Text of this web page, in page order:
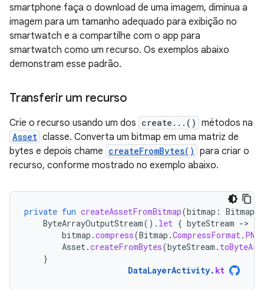
smartphone faça o download de uma imagem, diminua a
imagem para um tamanho adequado para exibição no
smartwatch e a compartilhe com o app para
smartwatch como um recurso. Os exemplos abaixo
demonstram esse padrão.
Transferir um recurso
Crie o recurso usando um dos create...() métodos na
Asset classe. Converta um bitmap em uma matriz de
bytes e depois chame createFromBytes() para criar o
recurso, conforme mostrado no exemplo abaixo.
private fun createAssetFromBitmap(bitmap : Bitmap
ByteArrayOutputStream(). let { byteStream -
bitmap .compress(Bitmap .CompressFormat. PNG
Asset.createFromBytes(byteStream .
}
DataLayerActivity. kt